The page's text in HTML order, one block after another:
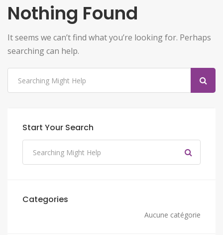
Nothing Found
It seems we can’t find what you’re looking for. Perhaps
searching can help.
Start Your Search
Categories
Aucune catégorie